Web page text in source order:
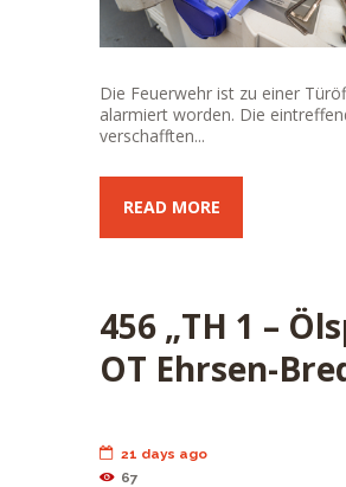
Die Feuerwehr ist zu einer
alarmiert worden. Die
verschafften...
READ MORE
456 „TH 1 –
OT Ehrsen-
21 days ago
67